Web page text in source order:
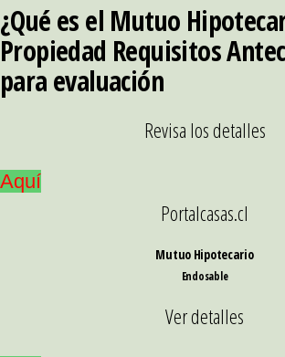
¿Qué es el Mutuo
Propiedad Requisitos
para evaluación
Revisa los detalles
Aquí
Portalcasas.cl
Mutuo Hipotecario
Endosable
Ver detalles